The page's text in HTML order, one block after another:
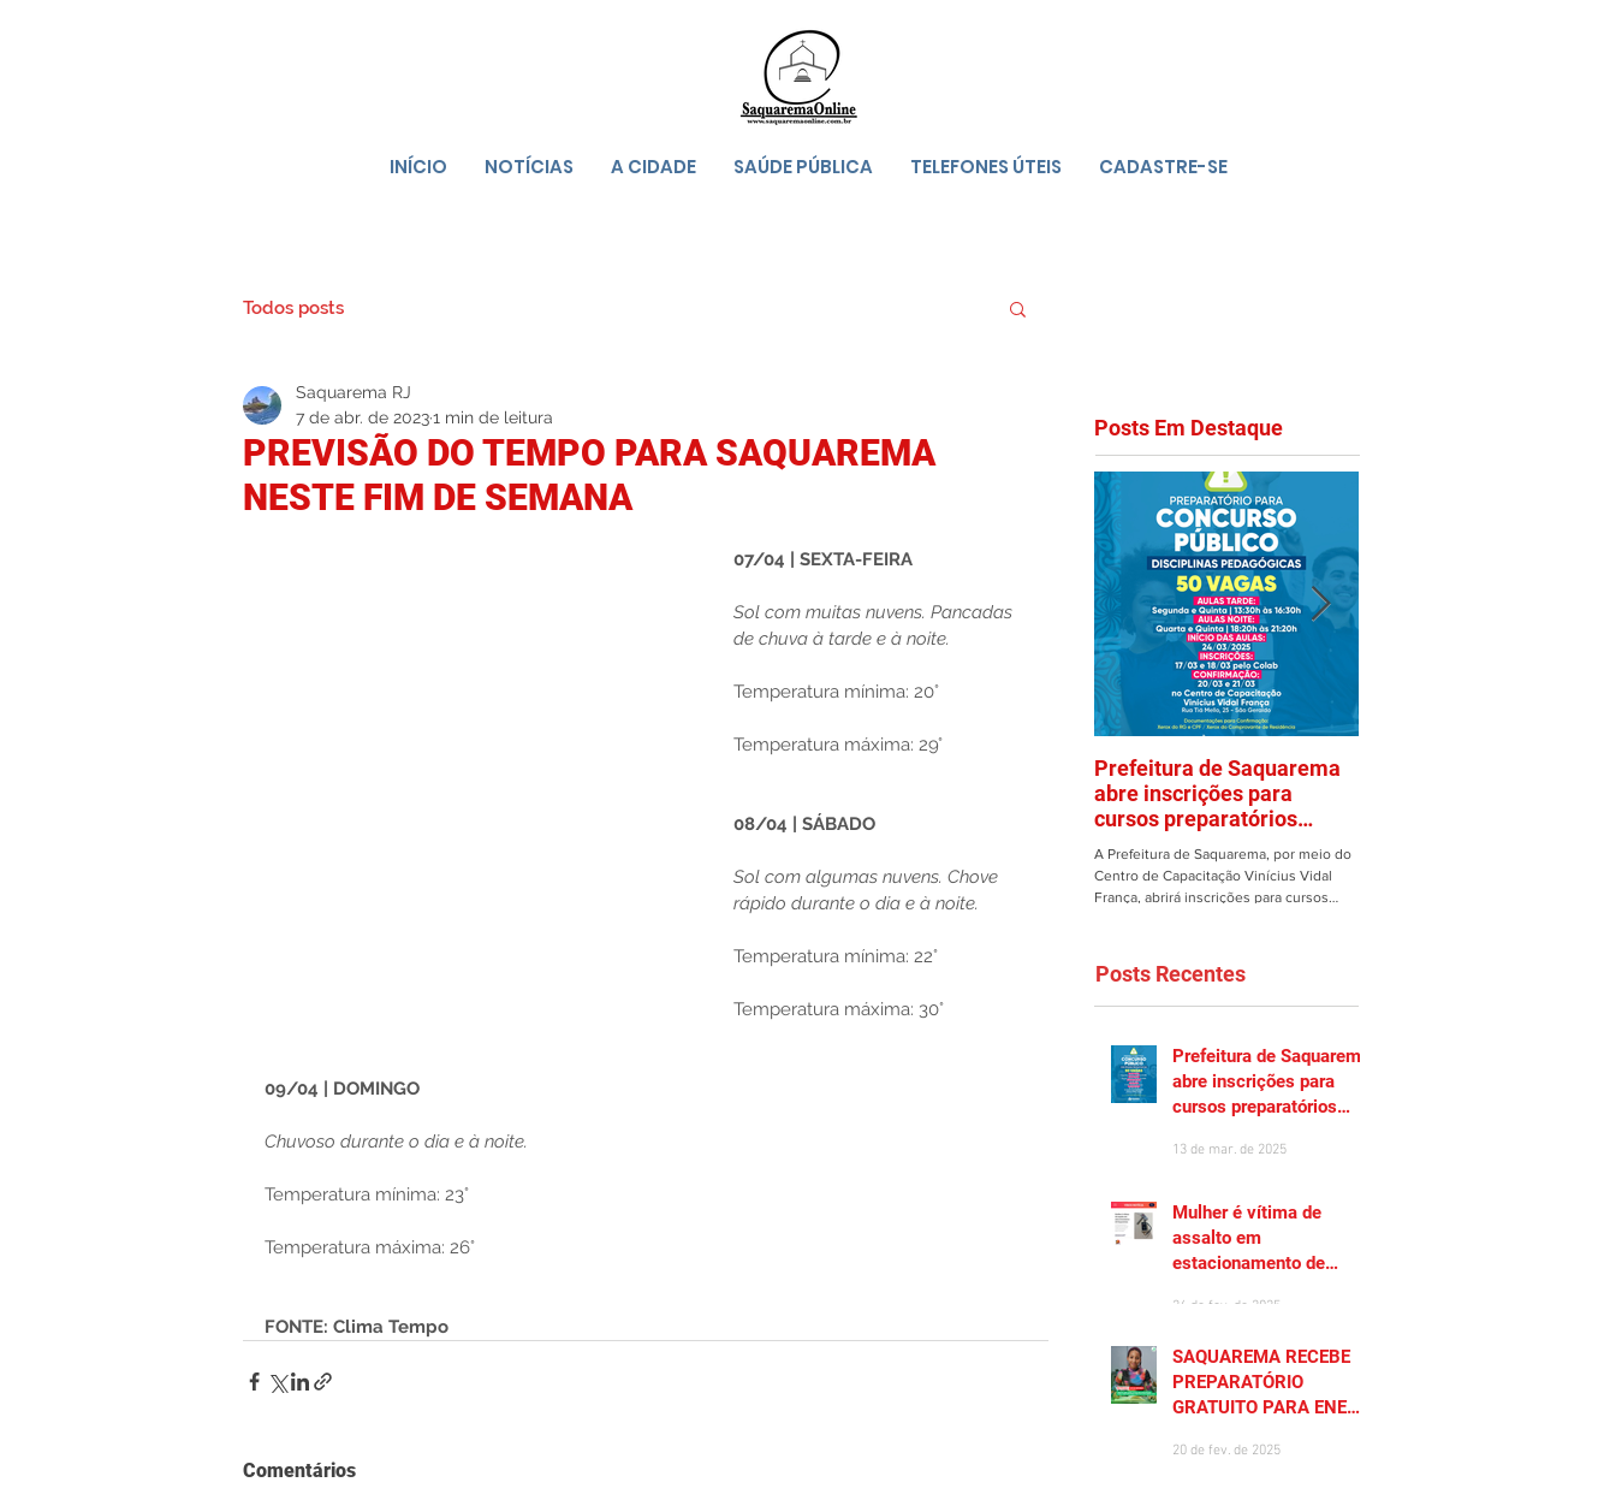
INÍCIO NOTÍCIAS A CIDADE SAÚDE PÚBLICA TELEFONES ÚTEIS CADASTRE-SE
Todos posts
PREVISÃO DO TEMPO PARA SAQUAREMA
NESTE FIM DE SEMANA
Saquarema RJ
7 de abr. de 20231 min de leitura
07/04 | SEXTA-FEIRA
Sol com muitas nuvens. Pancadas
de chuva à tarde e à noite.
Temperatura mínima: 20°
Temperatura máxima: 29°
08/04 | SÁBADO
Sol com algumas nuvens. Chove
rápido durante o dia e à noite.
Temperatura mínima: 22°
Temperatura máxima: 30°
09/04 | DOMINGO
Chuvoso durante o dia e à noite.
Temperatura mínima: 23°
Temperatura máxima: 26°
FONTE: Clima Tempo
Comentários
Posts Em Destaque
Prefeitura de Saquarema
abre inscrições para
cursos preparatórios
gratuitos
A Prefeitura de Saquarema, por meio do
Centro de Capacitação Vinícius Vidal
França, abrirá inscrições para cursos
Posts Recentes
Prefeitura de Saquarema
abre inscrições para
cursos preparatórios
13 de mar. de 2025
Mulher é vítima de
assalto em
estacionamento de
26 de fev. de 2025
SAQUAREMA RECEBE
PREPARATÓRIO
GRATUITO PARA ENEM
20 de fev. de 2025